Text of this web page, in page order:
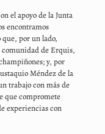
el apoyo de la Junta
encontramos
por un lado,
comunidad de Erquis,
y, por
Méndez de la
trabajo con más de
que compromete
experiencias con